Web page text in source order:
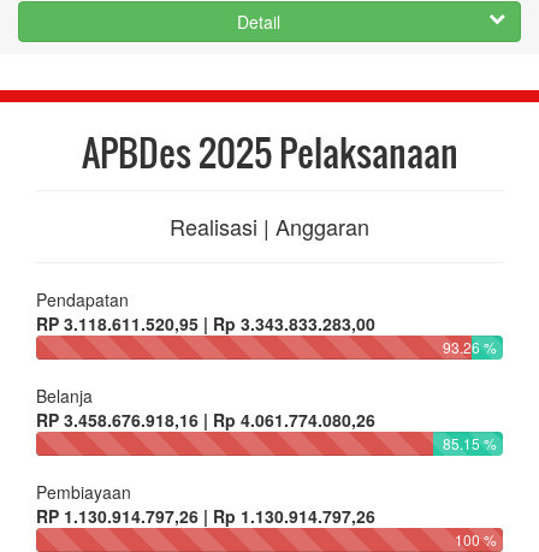
Detail
APBDes 2025 Pelaksanaan
Realisasi | Anggaran
Pendapatan
RP 3.118.611.520,95 | Rp 3.343.833.283,00
93.26 %
Belanja
RP 3.458.676.918,16 | Rp 4.061.774.080,26
85.15 %
Pembiayaan
RP 1.130.914.797,26 | Rp 1.130.914.797,26
100 %